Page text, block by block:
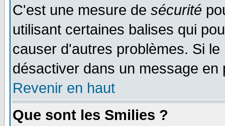
C'est une mesure de sécurité
utilisant certaines balises qui
causer d'autres problèmes. Si
désactiver dans un message
Revenir en haut
Que sont les Smilies ?